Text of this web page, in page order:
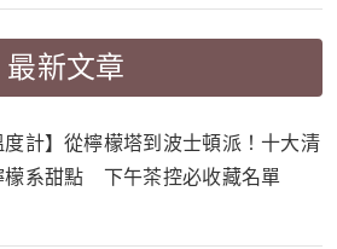
最新文章
度計】從檸檬塔到波士頓派！十大清
檬系甜點 下午茶控必收藏名單